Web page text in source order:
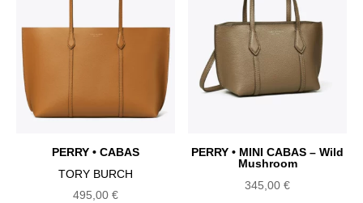
PERRY • CABAS
TORY BURCH
495,00 €
PERRY • MINI CABAS – Wild
Mushroom
345,00€